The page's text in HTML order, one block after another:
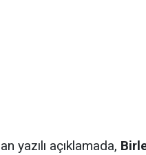
yazılı açıklamada,